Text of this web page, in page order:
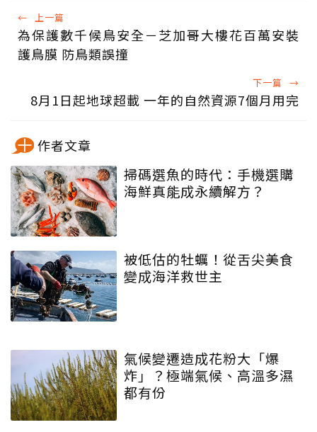
← 上一篇
為保護數千候鳥安全－芝加哥大樓花百萬安裝
護鳥膜 防鳥類誤撞
下一篇 →
8月1日起地球超載 一年的自然資源7個月用完
作者文章
掃碼選魚的時代：手機選購
海鮮真能成永續解方？
被低估的牡蠣！從舌尖美食
變成海洋救世主
氣候變遷造成花粉大「爆
炸」？極端氣候、高溫多濕
都有份